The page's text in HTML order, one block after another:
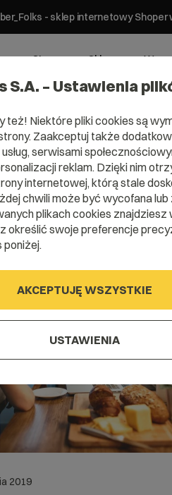
- sklep internetowy Shoper
Strony Sklepy
2019
S.A. – Ustawienia
też! Niektóre pliki cookies są
Zaakceptuj także
serwisami
reklam. Dzięki nim
internetowej, którą stale
chwili może być wycofana
plikach cookies znajdziesz
określić swoje preferencje
poniżej.
AKCEPTUJĘ WSZYSTKIE
USTAWIENIA